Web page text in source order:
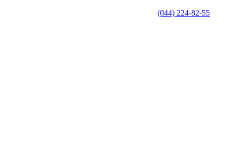
(044) 224-82-55